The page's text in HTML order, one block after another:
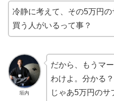
冷静に考えて、その5万円
買う人がいるって事？
垣内
だから、もうマ
わけよ。分かる？
じゃあ5万円のサ